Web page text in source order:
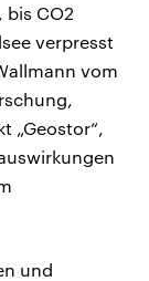
bis CO2
verpresst
vom
„Geostor“,
und